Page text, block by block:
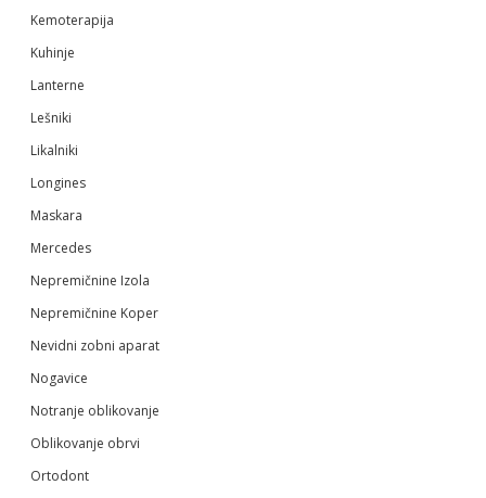
Kemoterapija
Kuhinje
Lanterne
Lešniki
Likalniki
Longines
Maskara
Mercedes
Nepremičnine Izola
Nepremičnine Koper
Nevidni zobni aparat
Nogavice
Notranje oblikovanje
Oblikovanje obrvi
Ortodont